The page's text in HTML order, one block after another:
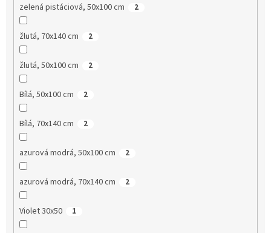
zelená pistáciová, 50x100 cm 2
žlutá, 70x140 cm 2
žlutá, 50x100 cm 2
Bílá, 50x100 cm 2
Bílá, 70x140 cm 2
azurová modrá, 50x100 cm 2
azurová modrá, 70x140 cm 2
Violet 30x50 1